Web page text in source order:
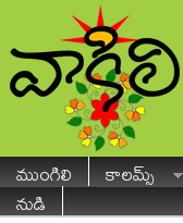
ముంగిలి కాలమ్స్
నుడి